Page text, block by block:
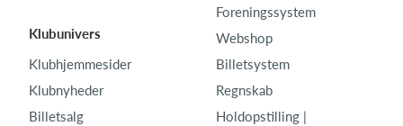
Klubunivers
Klubhjemmesider
Klubnyheder
Billetsalg
Foreningssystem
Webshop
Billetsystem
Regnskab
Holdopstilling |